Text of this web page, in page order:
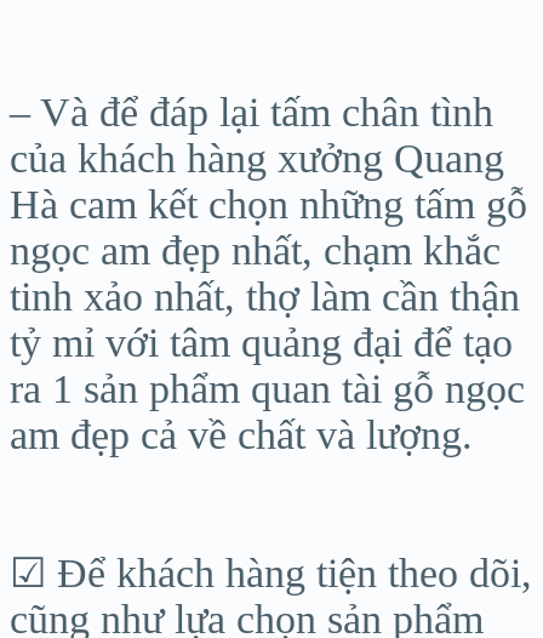
– Và để đáp lại tấm chân tình
của khách hàng xưởng Quang
Hà cam kết chọn những tấm gỗ
ngọc am đẹp nhất, chạm khắc
tinh xảo nhất, thợ làm cần thận
tỷ mỉ với tâm quảng đại để tạo
ra 1 sản phẩm quan tài gỗ ngọc
am đẹp cả về chất và lượng.
☑ Để khách hàng tiện theo dõi,
cũng như lựa chọn sản phẩm